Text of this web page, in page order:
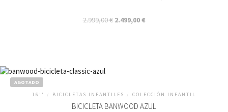
2.999,00€ El
2.499,00€El
AGOTADO
16''
/ BICICLETAS INFANTILES / COLECCIÓN INFANTIL
BICICLETA BANWOOD AZUL